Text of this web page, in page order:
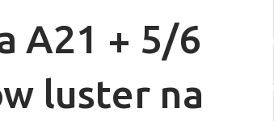
A21 + 5/6
luster na